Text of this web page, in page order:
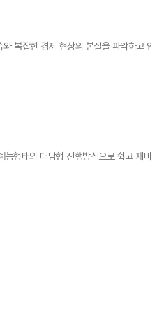
복잡한 경제 현상의 본질을 파악하고
형태의 대담형 진행방식으로 쉽고 재